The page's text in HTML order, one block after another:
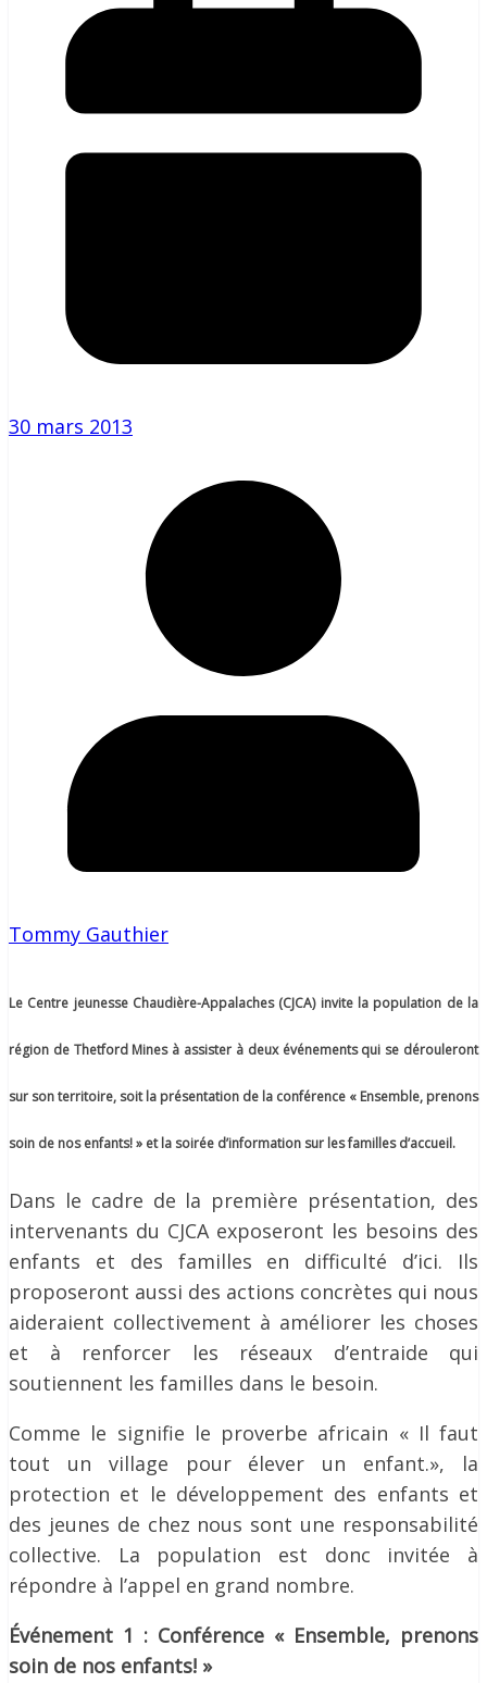
30 mars 2013
Tommy Gauthier
Le Centre jeunesse Chaudière-Appalaches (CJCA) invite la population de la
région de Thetford Mines à assister à deux événements qui se dérouleront
sur son territoire, soit la présentation de la conférence « Ensemble, prenons
soin de nos enfants! » et la soirée d’information sur les familles d’accueil.
Dans le cadre de la première présentation, des
intervenants du CJCA exposeront les besoins des
enfants et des familles en difficulté d’ici. Ils
proposeront aussi des actions concrètes qui nous
aideraient collectivement à améliorer les choses
et à renforcer les réseaux d’entraide qui
soutiennent les familles dans le besoin.
Comme le signifie le proverbe africain « Il faut
tout un village pour élever un enfant.», la
protection et le développement des enfants et
des jeunes de chez nous sont une responsabilité
collective. La population est donc invitée à
répondre à l’appel en grand nombre.
Événement 1 : Conférence « Ensemble, prenons
soin de nos enfants! »